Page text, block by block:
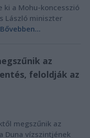
ki a Mohu-koncesszió
László miniszter
Bővebben...
az
feloldják az
megszűnik az
Duna vízszintjének